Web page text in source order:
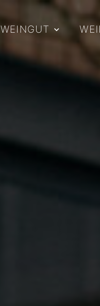
WEINGUT